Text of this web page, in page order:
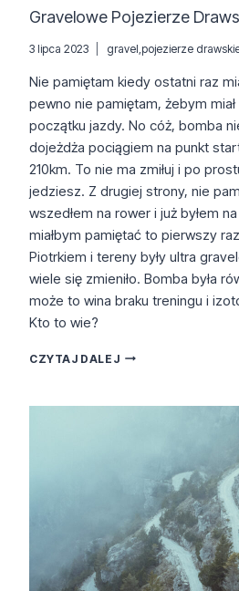
Gravelowe Pojezierze
3 lipca 2023 gravel pojezierze
Nie pamiętam kiedy ostatni raz
pewno nie pamiętam, żebym
początku jazdy. No cóż, bomba
dojeżdża pociągiem na punkt
210km. To nie ma zmiłuj i po
jedziesz. Z drugiej strony, nie
wszedłem na rower i już byłem
miałbym pamiętać to pierwszy
Piotrkiem i tereny były ultra
wiele się zmieniło. Bomba była
może to wina braku treningu i
Kto to wie?
CZYTAJ DALEJGRAVELOWE